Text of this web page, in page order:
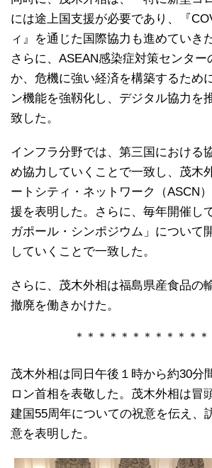
には途上国支援が必要であり、『
ィ』を通じた国際協力も進めていき
さらに、ASEAN感染症対策センター
か、危機に強い経済を構築するため
ン機能を強靱化し、デジタル協力を
致した。
インフラ分野では、第三国における
め協力していくことで一致し、茂木
ートシティ・ネットワーク（ASCN
援を表明した。さらに、毎年開催し
ガポール・シンポジウム」について
していくことで一致した。
さらに、茂木外相は福島県産食品の
撤廃を働きかけた。
＊＊＊＊＊＊＊＊＊＊＊＊
茂木外相は同日午後１時から約30分
ロン首相を表敬した。茂木外相は冒
建国55周年についての祝意を伝え、
意を表明した。